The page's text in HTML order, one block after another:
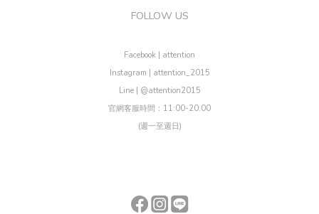
FOLLOW US
Facebook | attention
Instagram | attention_2015
Line | @attention2015
官網客服時間：11:00-20:00
(週一至週日)